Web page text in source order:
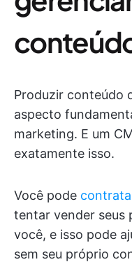
Produzir conteúdo
aspecto
marketing. E um
exatamente isso.
Você pode
tentar vender seus
você, e isso pode
sem seu próprio